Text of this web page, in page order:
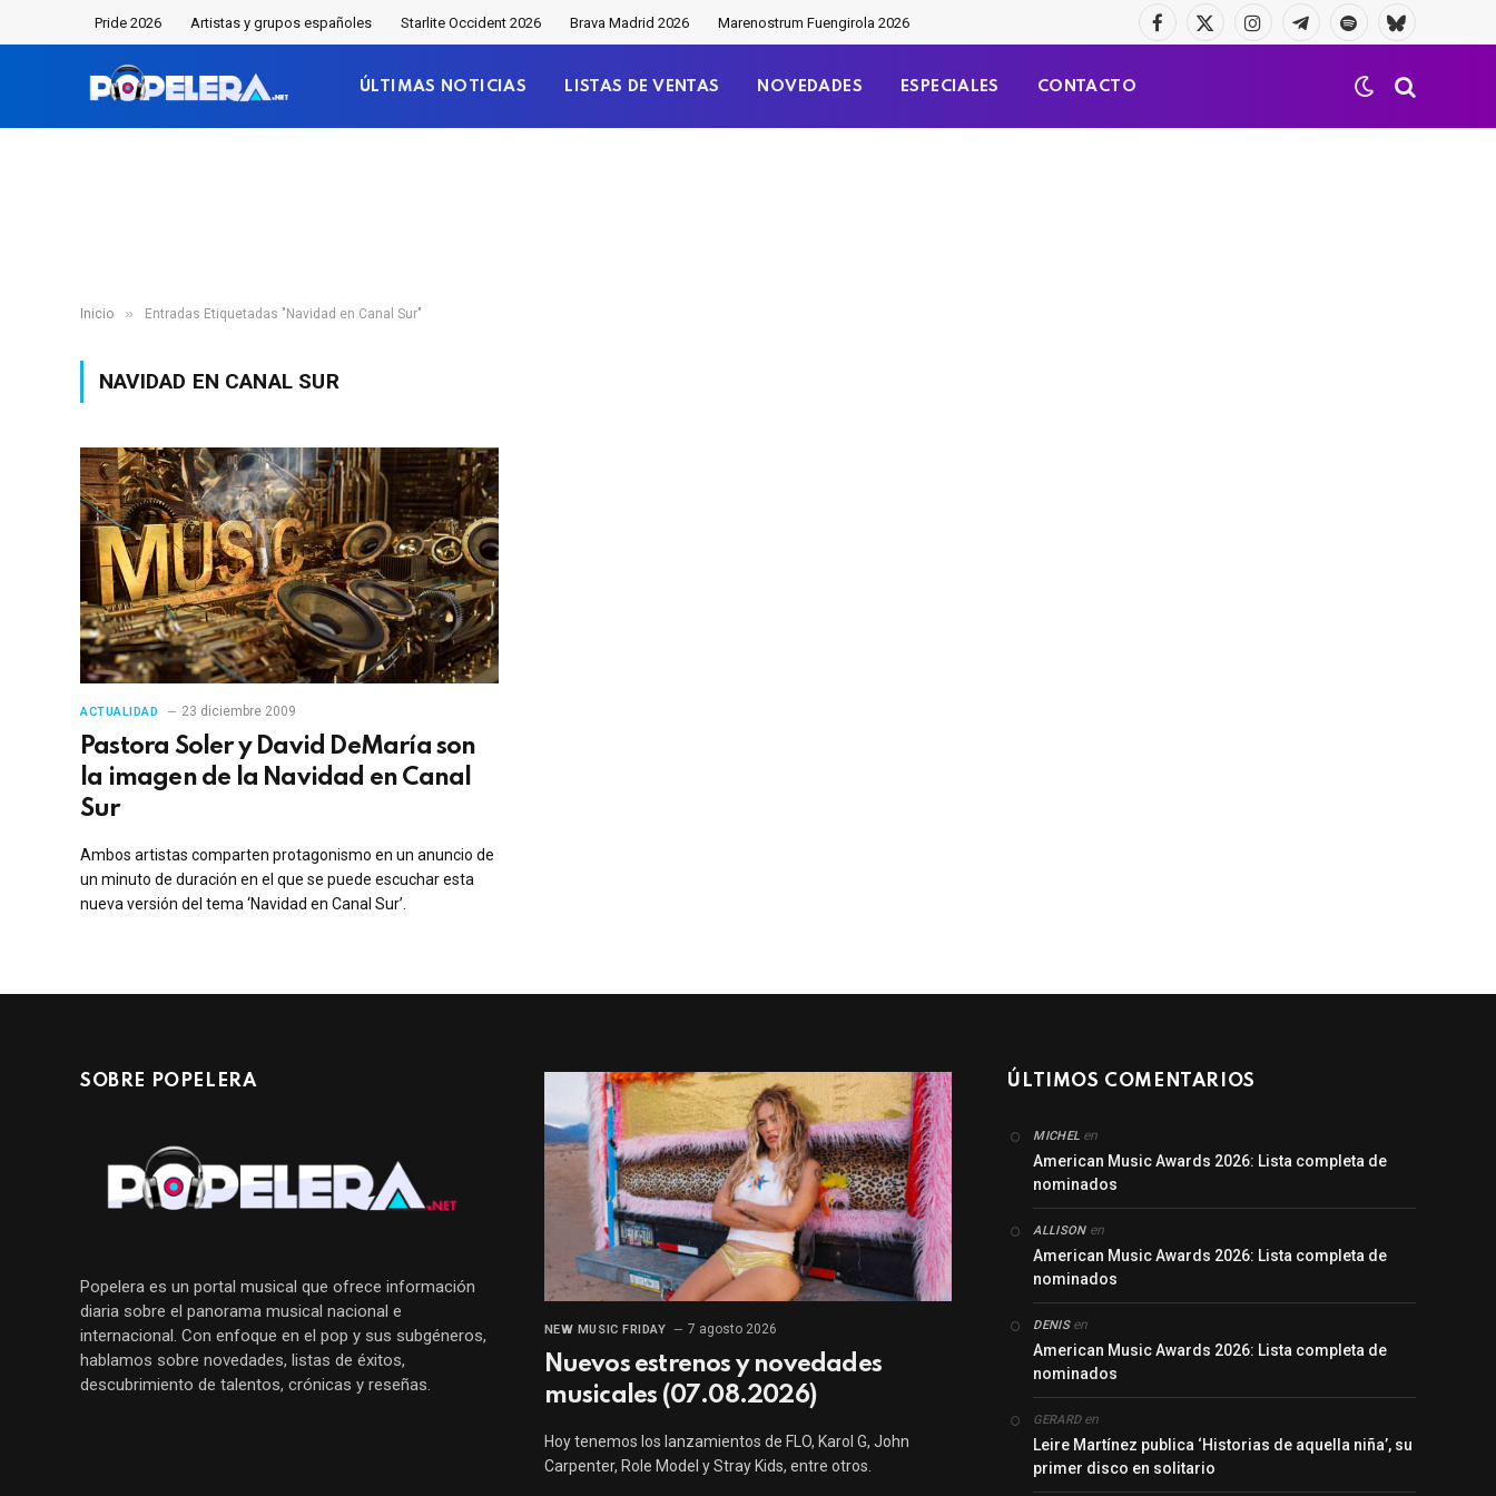
Pride 2026 Artistas y grupos españoles Starlite Occident 2026 Brava Madrid 2026 Marenostrum Fuengirola 2026
Facebook
X
InstagramTelegramaSpotifyBluesky
ÚLTIMAS NOTICIAS LISTAS DE VENTAS NOVEDADES ESPECIALES CONTACTO
Inicio » Entradas Etiquetadas "Navidad en Canal Sur"
NAVIDAD EN CANAL SUR
ACTUALIDAD 23 diciembre 2009
Pastora Soler y David DeMaría son
la imagen de la Navidad en Canal
Sur
Ambos artistas comparten protagonismo en un anuncio de
un minuto de duración en el que se puede escuchar esta
nueva versión del tema ‘Navidad en Canal Sur’.
SOBRE POPELERA
Popelera es un portal musical que ofrece información
diaria sobre el panorama musical nacional e
internacional. Con enfoque en el pop y sus subgéneros,
hablamos sobre novedades, listas de éxitos,
descubrimiento de talentos, crónicas y reseñas.
NEW MUSIC FRIDAY 7 agosto 2026
Nuevos estrenos y novedades
musicales (07.08.2026)
Hoy tenemos los lanzamientos de FLO, Karol G, John
Carpenter, Role Model y Stray Kids, entre otros.
ÚLTIMOS COMENTARIOS
MICHEL en
American Music Awards 2026: Lista completa de
nominados
ALLISONen
American Music Awards 2026: Lista completa de
nominados
DENISen
American Music Awards 2026: Lista completa de
nominados
GERARDen
Leire Martínez publica ‘Historias de aquella niña’, su
primer disco en solitario